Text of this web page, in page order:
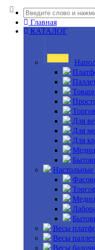
Главная
КАТАЛОГ
Для
Для
Для
Настольные
Весы
Весы
Весы